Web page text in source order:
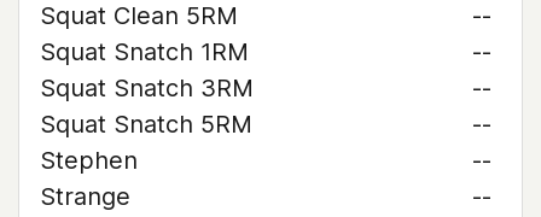
Squat Clean 5RM
--
Squat Snatch 1RM
--
Squat Snatch 3RM
--
Squat Snatch 5RM
--
Stephen
--
Strange
--